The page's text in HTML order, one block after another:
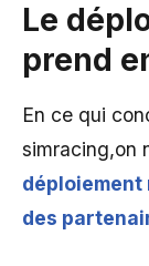
Le
prend
En ce qui
simracing,on
déploiement
des